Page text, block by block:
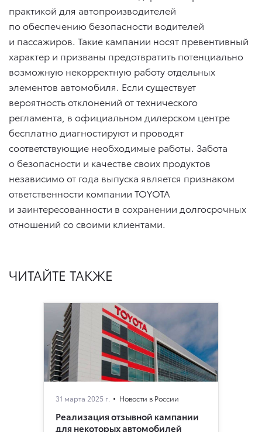
практикой для автопроизводителей
по обеспечению безопасности водителей
и пассажиров. Такие кампании носят превентивный
характер и призваны предотвратить потенциально
возможную некорректную работу отдельных
элементов автомобиля. Если существует
вероятность отклонений от технического
регламента, в официальном дилерском центре
бесплатно диагностируют и проводят
соответствующие необходимые работы. Забота
о безопасности и качестве своих продуктов
независимо от года выпуска является признаком
ответственности компании TOYOTA
и заинтересованности в сохранении долгосрочных
отношений со своими клиентами.
ЧИТАЙТЕ ТАКЖЕ
31 марта 2025 г. Новости в России
Реализация отзывной кампании
для некоторых автомобилей